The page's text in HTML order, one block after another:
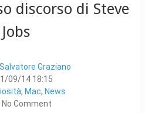
discorso di Steve
Jobs
Salvatore Graziano
1/09/14 18:15
, Mac, News
No Comment